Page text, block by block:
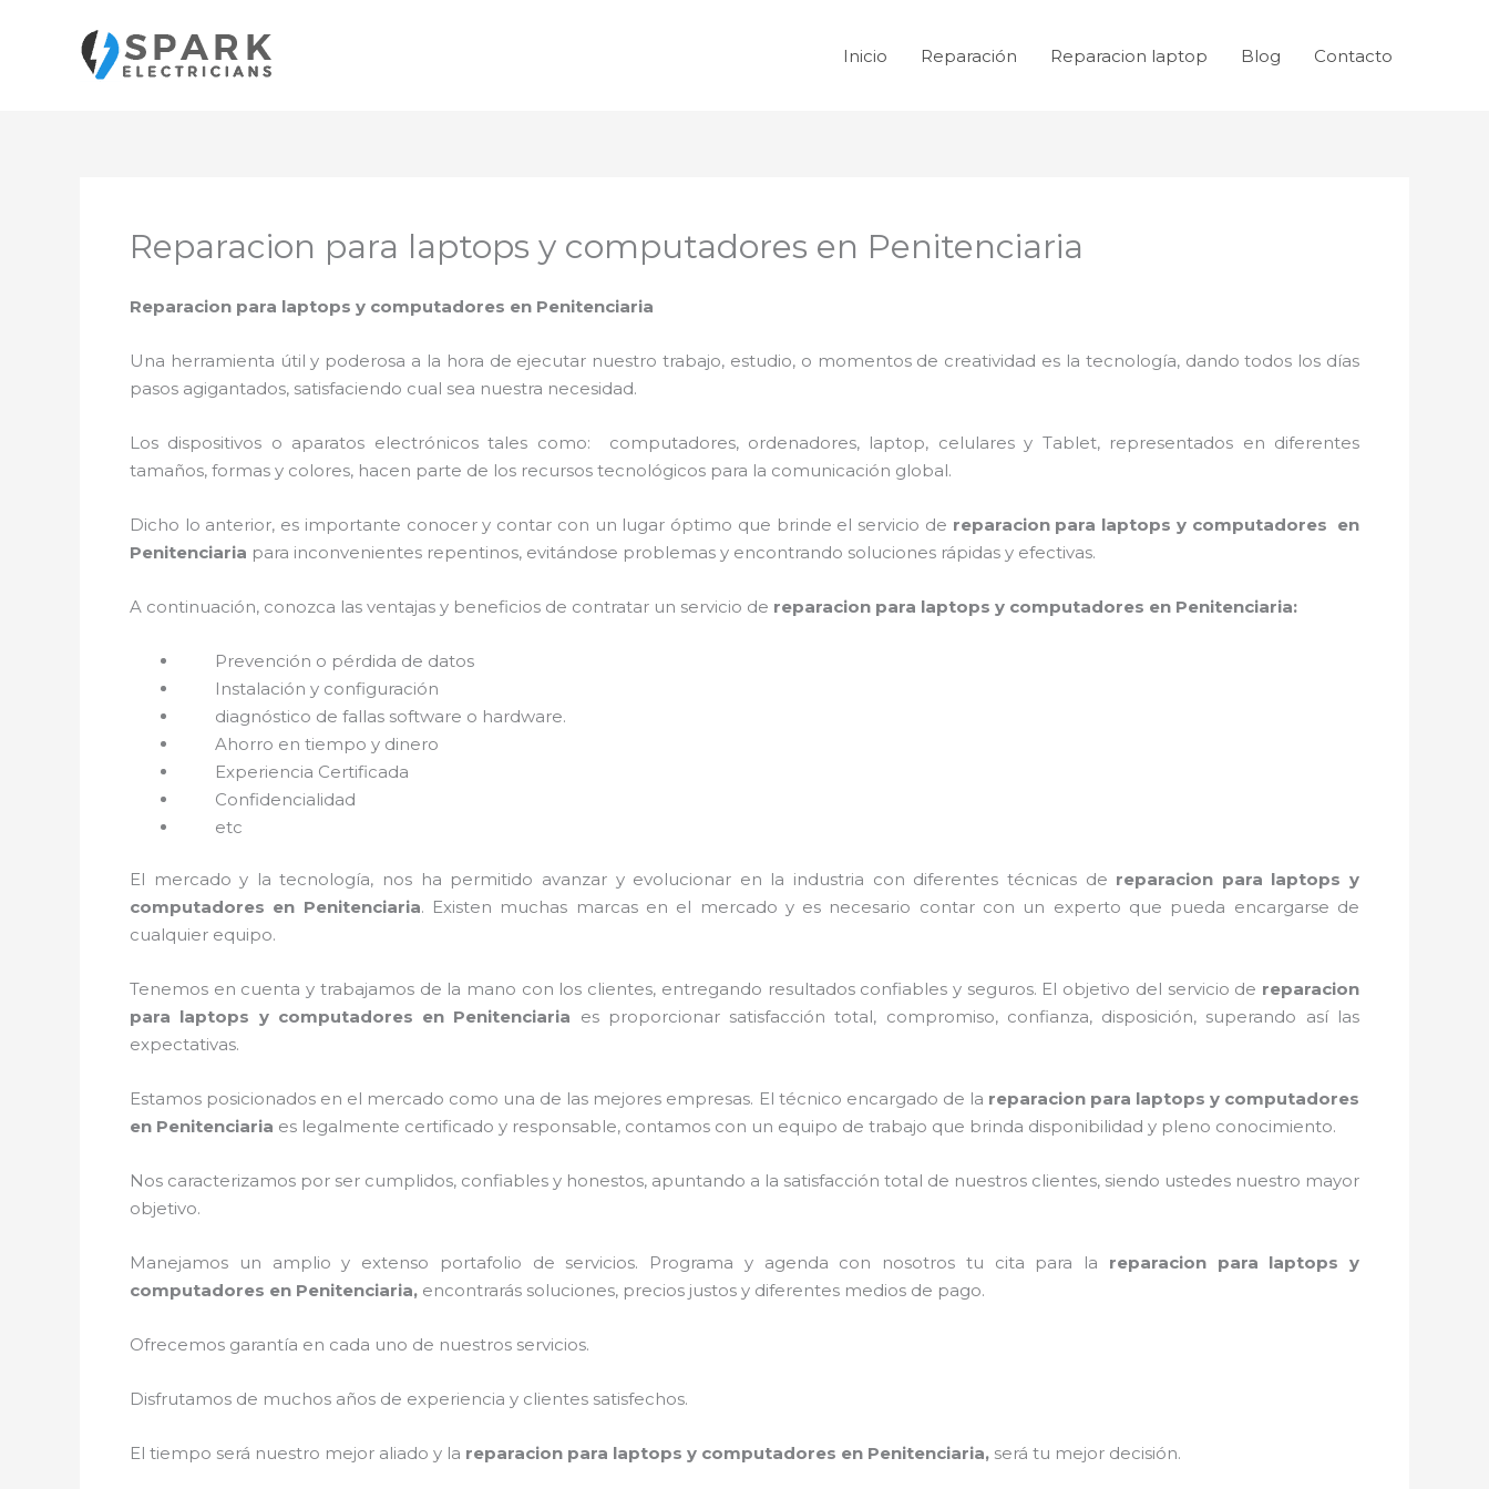
contenido
Inicio Reparación Reparacion laptop Blog Contacto
Reparacion para laptops y computadores en Penitenciaria
Reparacion para laptops y computadores en Penitenciaria
Una herramienta útil y poderosa a la hora de ejecutar nuestro trabajo, estudio, o momentos de creatividad es la tecnología, dando todos los días
pasos agigantados, satisfaciendo cual sea nuestra necesidad.
Los dispositivos o aparatos electrónicos tales como: computadores, ordenadores, laptop, celulares y Tablet, representados en diferentes
tamaños, formas y colores, hacen parte de los recursos tecnológicos para la comunicación global.
Dicho lo anterior, es importante conocer y contar con un lugar óptimo que brinde el servicio de reparacion para laptops y computadores en
Penitenciaria para inconvenientes repentinos, evitándose problemas y encontrando soluciones rápidas y efectivas.
A continuación, conozca las ventajas y beneficios de contratar un servicio de reparacion para laptops y computadores en Penitenciaria:
Prevención o pérdida de datos
Instalación y configuración
diagnóstico de fallas software o hardware.
Ahorro en tiempo y dinero
Experiencia Certificada
Confidencialidad
etc
El mercado y la tecnología, nos ha permitido avanzar y evolucionar en la industria con diferentes técnicas de reparacion para laptops y
computadores en Penitenciaria. Existen muchas marcas en el mercado y es necesario contar con un experto que pueda encargarse de
cualquier equipo.
Tenemos en cuenta y trabajamos de la mano con los clientes, entregando resultados confiables y seguros. El objetivo del servicio de reparacion
para laptops y computadores en Penitenciaria es proporcionar satisfacción total, compromiso, confianza, disposición, superando así las
expectativas.
Estamos posicionados en el mercado como una de las mejores empresas. El técnico encargado de la reparacion para laptops y computadores
en Penitenciaria es legalmente certificado y responsable, contamos con un equipo de trabajo que brinda disponibilidad y pleno conocimiento.
Nos caracterizamos por ser cumplidos, confiables y honestos, apuntando a la satisfacción total de nuestros clientes, siendo ustedes nuestro mayor
objetivo.
Manejamos un amplio y extenso portafolio de servicios. Programa y agenda con nosotros tu cita para la reparacion para laptops y
computadores en Penitenciaria, encontrarás soluciones, precios justos y diferentes medios de pago.
Ofrecemos garantía en cada uno de nuestros servicios.
Disfrutamos de muchos años de experiencia y clientes satisfechos.
El tiempo será nuestro mejor aliado y la reparacion para laptops y computadores en Penitenciaria, será tu mejor decisión.